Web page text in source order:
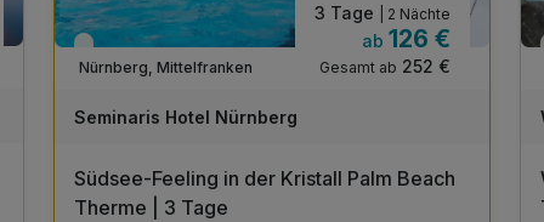
Viele Termine frei
Nürnberg, Mittelfranken
3 Tage | 2 Nächte
ab 126 €
Gesamt ab 252 €
Seminaris Hotel Nürnberg
Südsee-Feeling in der Kristall Palm Beach
Therme | 3 Tage